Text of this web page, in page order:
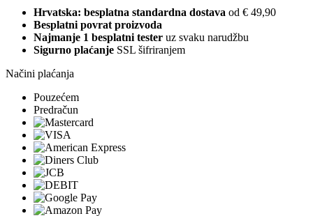
Hrvatska: besplatna standardna dostava od € 49,90
Besplatni povrat proizvoda
Najmanje 1 besplatni tester uz svaku narudžbu
Sigurno plaćanje SSL šifriranjem
Načini plaćanja
Pouzećem
Predračun